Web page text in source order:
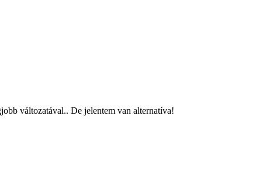
változatával.. De jelentem van alternatíva!